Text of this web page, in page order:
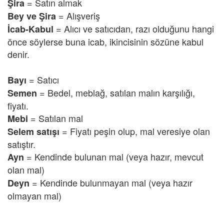
Şira
Bey ve Şira = Alışveriş
İcab-Kabul = Alıcı ve satıcıdan, razı olduğunu hangi
önce söylerse buna icab, ikincisinin sözüne kabul
denir.
Bayı = Satıcı
Semen = Bedel, meblağ, satılan malın karşılığı,
fiyatı.
Mebi = Satılan mal
Selem satışı = Fiyatı peşin olup, mal veresiye olan
satıştır.
Ayn = Kendinde bulunan mal (veya hazır, mevcut
olan mal)
Deyn = Kendinde bulunmayan mal (veya hazır
olmayan mal)